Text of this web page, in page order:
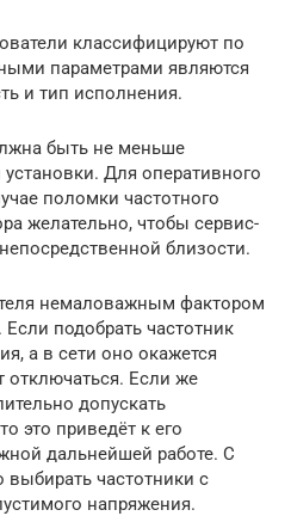
классифицируют по
параметрами являются
и тип исполнения.
быть не меньше
Для оперативного
поломки частотного
желательно, чтобы сервис-
близости.
немаловажным фактором
подобрать частотник
а в сети оно окажется
отключаться. Если же
допускать
это приведёт к его
дальнейшей работе. С
выбирать частотники с
напряжения.